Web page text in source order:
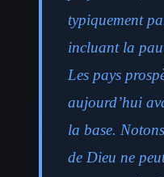
typiquement
incluant la
Les pays
aujourd’hui
la base.
de Dieu ne